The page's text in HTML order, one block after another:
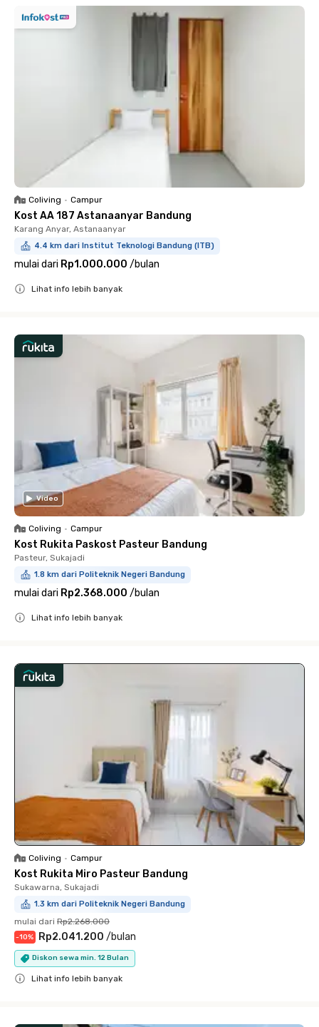
Coliving • Campur
Kost AA 187 Astanaanyar Bandung
Karang Anyar, Astanaanyar
4.4 km dari Institut Teknologi Bandung (ITB)
mulai dari Rp1.000.000 /bulan
Lihat info lebih banyak
Video
Coliving • Campur
Kost Rukita Paskost Pasteur Bandung
Pasteur, Sukajadi
1.8 km dari Politeknik Negeri Bandung
mulai dari Rp2.368.000 /bulan
Lihat info lebih banyak
Coliving • Campur
Kost Rukita Miro Pasteur Bandung
Sukawarna, Sukajadi
1.3 km dari Politeknik Negeri Bandung
mulai dari Rp2.268.000
-10% Rp2.041.200 /bulan
Diskon sewa min. 12 Bulan
Lihat info lebih banyak